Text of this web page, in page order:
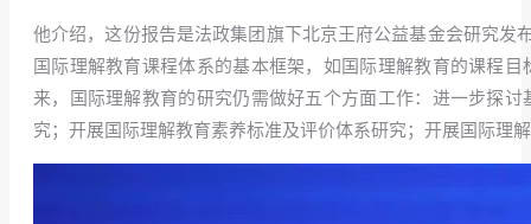
他介绍，这份报告是法政集团旗下北京王府公益基金会研究
国际理解教育课程体系的基本框架，如国际理解教育的课程
来，国际理解教育的研究仍需做好五个方面工作：进一步探
究；开展国际理解教育素养标准及评价体系研究；开展国际理